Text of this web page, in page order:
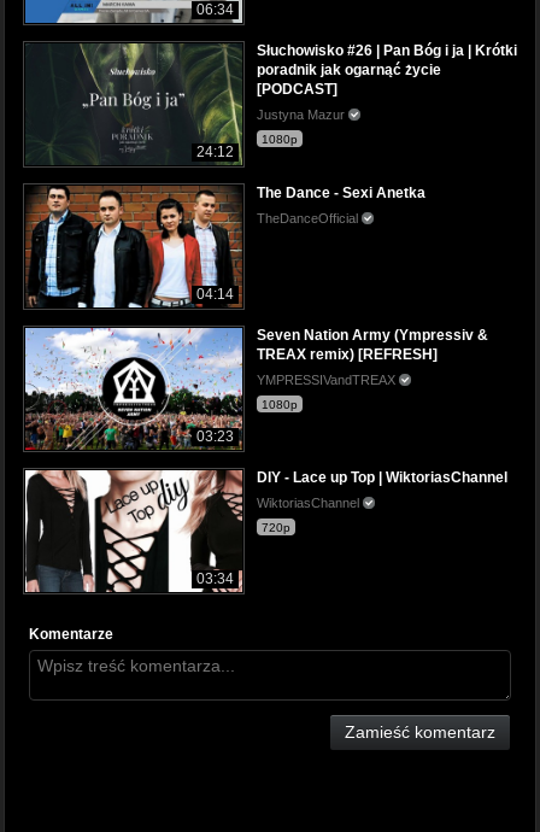
06:34
24:12
Słuchowisko #26 | Pan Bóg i ja | Krótki
poradnik jak ogarnąć życie
[PODCAST]
Justyna Mazur
1080p
04:14
The Dance - Sexi Anetka
TheDanceOfficial
03:23
Seven Nation Army (Ympressiv &
TREAX remix) [REFRESH]
YMPRESSIVandTREAX
1080p
03:34
DIY - Lace up Top | WiktoriasChannel
WiktoriasChannel
720p
Komentarze
Zamieść komentarz